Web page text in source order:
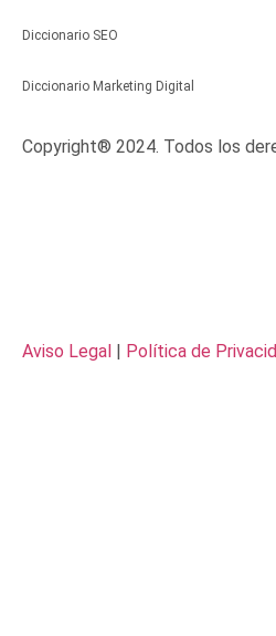
Diccionario SEO
Diccionario Marketing Digital
Copyright® 2024. Todos los
Aviso Legal | Política de